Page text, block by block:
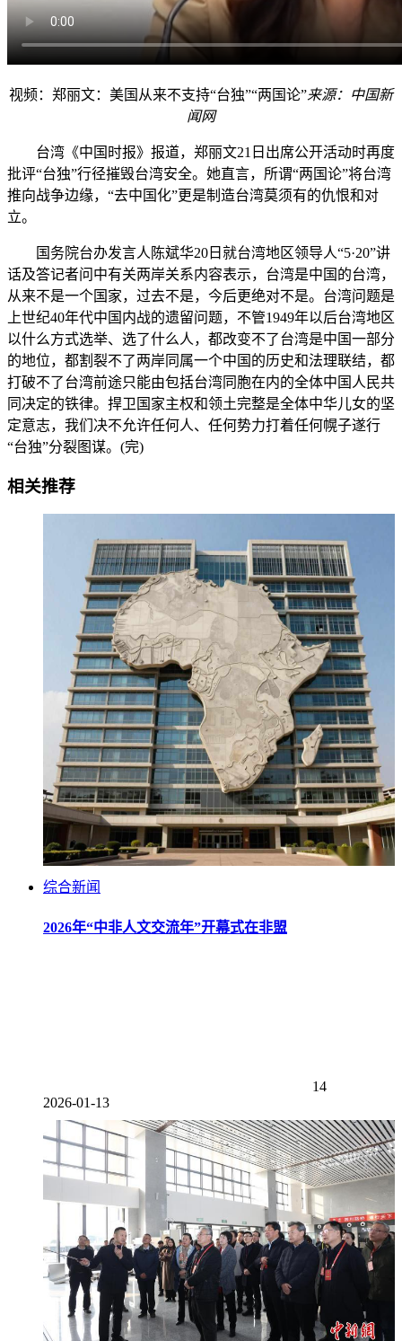
视频：郑丽文：美国从来不支持“台独”“两国论”来源：中国新
闻网
台湾《中国时报》报道，郑丽文21日出席公开活动时再度
批评“台独”行径摧毁台湾安全。她直言，所谓“两国论”将台湾
推向战争边缘，“去中国化”更是制造台湾莫须有的仇恨和对
立。
国务院台办发言人陈斌华20日就台湾地区领导人“5·20”讲
话及答记者问中有关两岸关系内容表示，台湾是中国的台湾，
从来不是一个国家，过去不是，今后更绝对不是。台湾问题是
上世纪40年代中国内战的遗留问题，不管1949年以后台湾地区
以什么方式选举、选了什么人，都改变不了台湾是中国一部分
的地位，都割裂不了两岸同属一个中国的历史和法理联结，都
打破不了台湾前途只能由包括台湾同胞在内的全体中国人民共
同决定的铁律。捍卫国家主权和领土完整是全体中华儿女的坚
定意志，我们决不允许任何人、任何势力打着任何幌子遂行
“台独”分裂图谋。(完)
相关推荐
综合新闻
2026年“中非人文交流年”开幕式在非盟
14
2026-01-13